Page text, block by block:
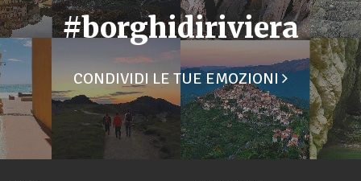
#borghidiriviera
CONDIVIDI LE TUE EMOZIONI